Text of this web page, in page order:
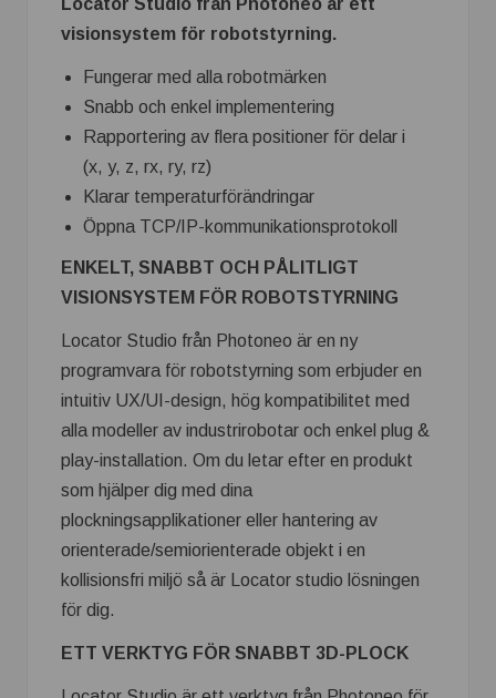
Locator Studio från Photoneo är ett
visionsystem för robotstyrning.
Fungerar med alla robotmärken
Snabb och enkel implementering
Rapportering av flera positioner för delar i
(x, y, z, rx, ry, rz)
Klarar temperaturförändringar
Öppna TCP/IP-kommunikationsprotokoll
ENKELT, SNABBT OCH PÅLITLIGT
VISIONSYSTEM FÖR ROBOTSTYRNING
Locator Studio från Photoneo är en ny
programvara för robotstyrning som erbjuder en
intuitiv UX/UI-design, hög kompatibilitet med
alla modeller av industrirobotar och enkel plug &
play-installation. Om du letar efter en produkt
som hjälper dig med dina
plockningsapplikationer eller hantering av
orienterade/semiorienterade objekt i en
kollisionsfri miljö så är Locator studio lösningen
för dig.
ETT VERKTYG FÖR SNABBT 3D-PLOCK